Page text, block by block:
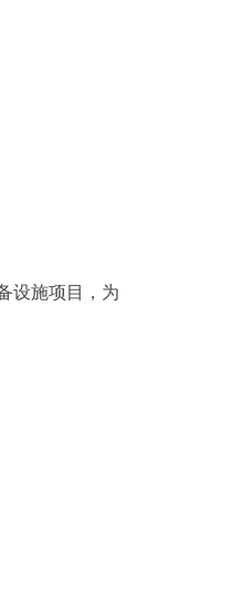
设施项目，为